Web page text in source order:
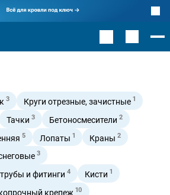
3 Круги отрезные, зачистные 1
Тачки 3 Бетоносмесители 2
5 Лопаты 1 Краны 2
3
и фитинги 4 Кисти 1
крепеж 10